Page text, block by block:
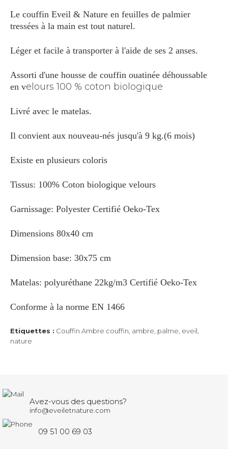
Le couffin Eveil & Nature en feuilles de palmier
tressées à la main est tout naturel.
Léger et facile à transporter à l'aide de ses 2 anses.
Assorti d'une housse de couffin ouatinée déhoussable
en velours 100 % coton biologique
Livré avec le matelas.
Il convient aux nouveau-nés jusqu'à 9 kg.(6 mois)
Existe en plusieurs coloris
Tissus: 100% Coton biologique velours
Garnissage: Polyester Certifié Oeko-Tex
Dimensions 80x40 cm
Dimension base: 30x75 cm
Matelas: polyuréthane 22kg/m3 Certifié Oeko-Tex
Conforme à la norme EN 1466
Etiquettes : Couffin Ambre couffin ambre palme eveil
nature
Avez-vous des questions?
info@eveiletnature.com
09 51 00 69 03